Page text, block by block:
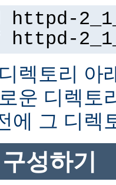
렉토리 아
운 디렉토
에 그 디렉
성하기